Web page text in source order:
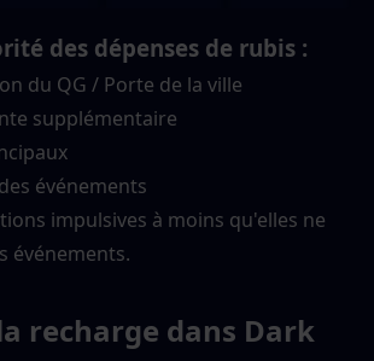
des dépenses de rubis :
du QG / Porte de la ville
supplémentaire
événements
impulsives à moins qu'elles ne
événements.
recharge dans Dark